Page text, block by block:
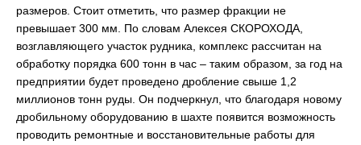
размеров. Стоит отметить, что размер фракции не
превышает 300 мм. По словам Алексея СКОРОХОДА,
возглавляющего участок рудника, комплекс рассчитан на
обработку порядка 600 тонн в час – таким образом, за год на
предприятии будет проведено дробление свыше 1,2
миллионов тонн руды. Он подчеркнул, что благодаря новому
дробильному оборудованию в шахте появится возможность
проводить ремонтные и восстановительные работы для